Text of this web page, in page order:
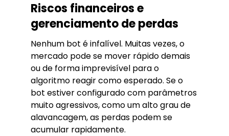
Riscos financeiros e
gerenciamento de perdas
Nenhum bot é infalível. Muitas vezes, o
mercado pode se mover rápido demais
ou de forma imprevisível para o
algoritmo reagir como esperado. Se o
bot estiver configurado com parâmetros
muito agressivos, como um alto grau de
alavancagem, as perdas podem se
acumular rapidamente.